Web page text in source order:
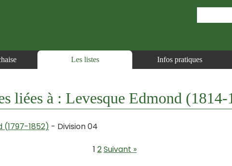
Les listes Infos pratiques
liées à : Levesque Edmond (1814-
(1797-1852) - Division 04
1 2Suivant »